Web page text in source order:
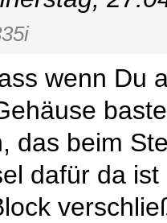
wenn Du
das beim
dafür da